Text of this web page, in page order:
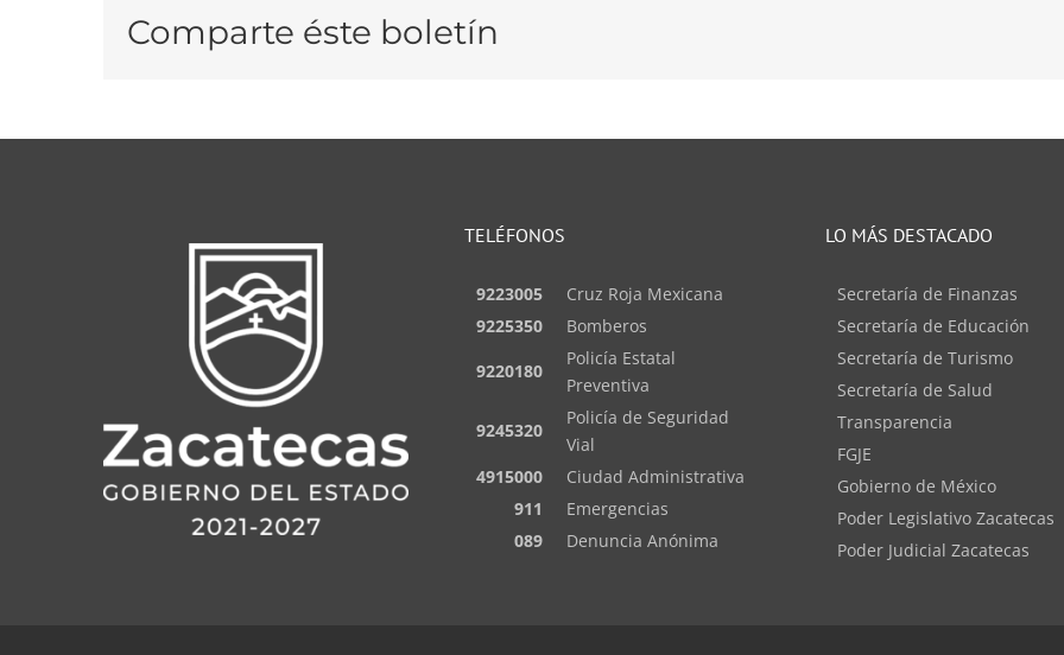
Comparte éste boletín
TELÉFONOS
9223005
Cruz Roja Mexicana
9225350
Bomberos
9220180
Policía Estatal
Preventiva
9245320
Policía de Seguridad
Vial
4915000
Ciudad Administrativa
911
Emergencias
089
Denuncia Anónima
LO MÁS DESTACADO
Secretaría de Finanzas
Secretaría de Educación
Secretaría de Turismo
Secretaría de Salud
Transparencia
FGJE
Gobierno de México
Poder Legislativo Zacatecas
Poder Judicial Zacatecas